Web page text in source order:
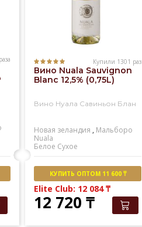
Купили 1301 раз
Вино Nuala Sauvignon
Blanc 12,5% (0,75L)
Вино Нуала Савиньон Блан
Новая зеландия , Мальборо
Nuala
Белое Сухое
КУПИТЬ ОПТОМ 11 600 ₸
Elite Club: 12 084₸
12 720 ₸